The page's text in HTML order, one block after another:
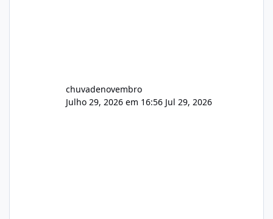
chuvadenovembro
Julho 29, 2026 em 16:56 Jul 29, 2026